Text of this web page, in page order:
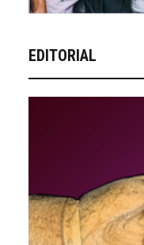
EDITORIAL